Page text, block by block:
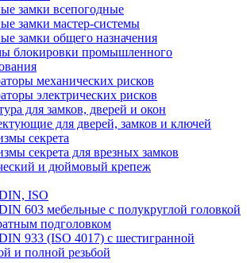
замки всепогодные
замки мастер-системы
замки общего назначения
блокировки промышленного
механических рисков
электрических рисков
для замков, дверей и окон
для дверей, замков и ключей
секрета
секрета для врезных замков
и дюймовый крепеж
ISO
603 мебельные с полукруглой головкой
подголовком
933 (ISO 4017) с шестигранной
и полной резьбой